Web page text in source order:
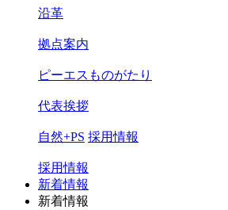
沿革
拠点案内
ピーエスものがたり
代表挨拶
自然+PS 採用情報
採用情報
新着情報
新着情報